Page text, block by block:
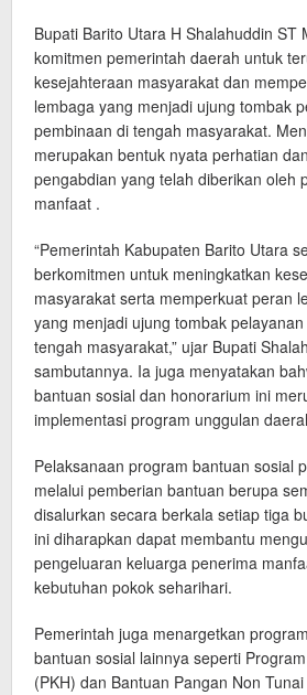
Bupati Barito Utara H Shalahuddin ST
komitmen pemerintah daerah untuk
kesejahteraan masyarakat dan
lembaga yang menjadi ujung tombak
pembinaan di tengah masyarakat.
merupakan bentuk nyata perhatian
pengabdian yang telah diberikan oleh
manfaat .
“Pemerintah Kabupaten Barito Utara
berkomitmen untuk meningkatkan
masyarakat serta memperkuat peran
yang menjadi ujung tombak
tengah masyarakat,” ujar Bupati
sambutannya. Ia juga menyatakan
bantuan sosial dan honorarium ini
implementasi program unggulan
Pelaksanaan program bantuan sosial
melalui pemberian bantuan berupa
disalurkan secara berkala setiap tiga
ini diharapkan dapat membantu
pengeluaran keluarga penerima
kebutuhan pokok seharihari.
Pemerintah juga menargetkan
bantuan sosial lainnya seperti
(PKH) dan Bantuan Pangan Non